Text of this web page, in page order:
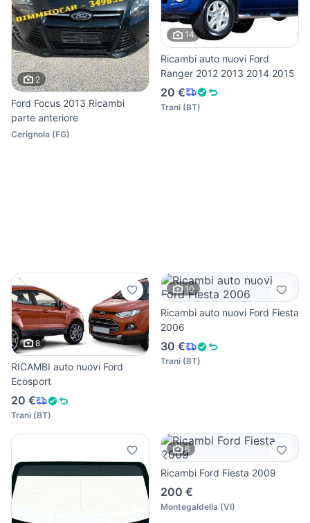
2
Ford Focus 2013 Ricambi
parte anteriore
Cerignola (FG)
14
Ricambi auto nuovi Ford
Ranger 2012 2013 2014 2015
20 €
Trani (BT)
8
RICAMBI auto nuovi Ford
Ecosport
20 €
Trani (BT)
10
Ricambi auto nuovi Ford Fiesta
2006
30 €
Trani (BT)
6
Ricambi Ford Fiesta 2009
200 €
Montegaldella (VI)